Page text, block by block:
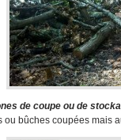
de coupe ou de
ou bûches coupées mais